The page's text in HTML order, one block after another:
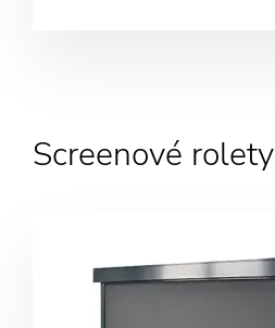
Screenové rolety